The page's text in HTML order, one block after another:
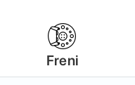
Freni